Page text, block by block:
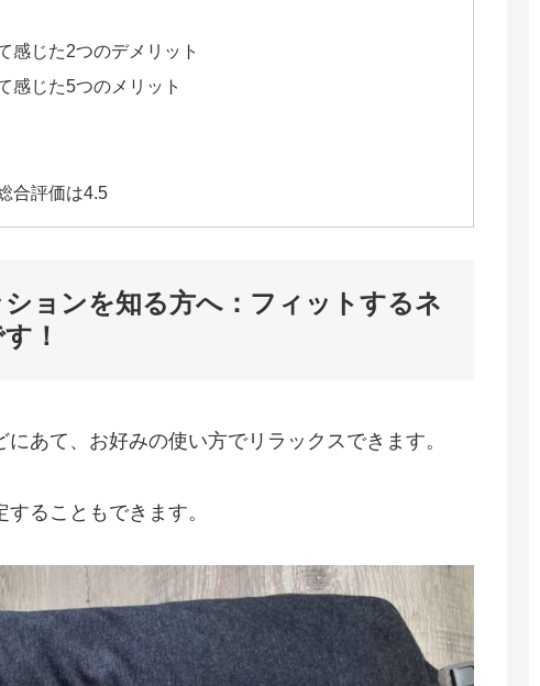
感じた2つのデメリット
感じた5つのメリット
合評価は4.5
ョンを知る方へ：フィットするネ
！
あて、お好みの使い方でリラックスできます。
ることもできます。